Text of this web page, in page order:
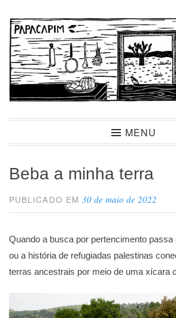
para
conteúdo
PapacapimMENU
Beba a minha terra
PUBLICADO EM30 de maio de 2022
Quando a busca por pertencimento
ou a história de refugiadas palestinas
terras ancestrais por meio de uma xícara